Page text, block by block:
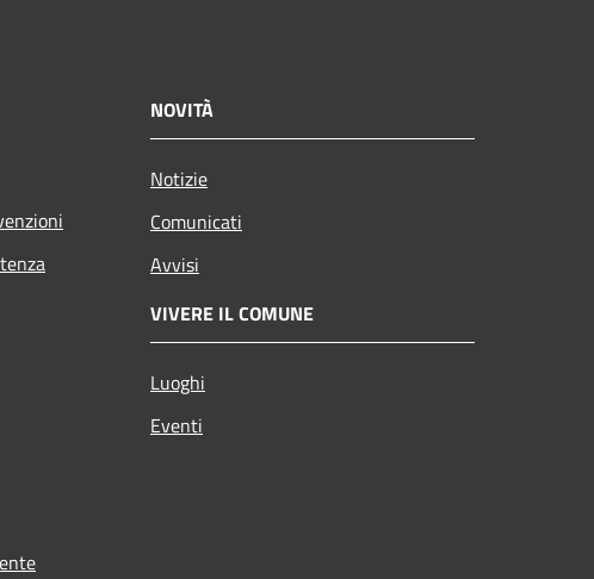
NOVITÀ
Notizie
Comunicati
Avvisi
VIVERE IL COMUNE
Luoghi
Eventi